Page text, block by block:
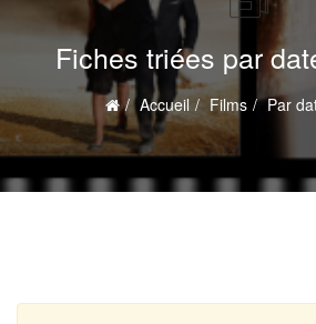
Fiches triées par
Accueil Films Par